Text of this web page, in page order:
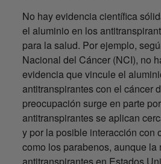
No hay evidencia científica
el aluminio en los
para la salud. Por ejemplo,
Nacional del Cáncer (NCI), no
evidencia que vincule el
antitranspirantes con el cáncer
preocupación surge en parte
antitranspirantes se aplican
y por la posible interacción con
como los parabenos, aunque la